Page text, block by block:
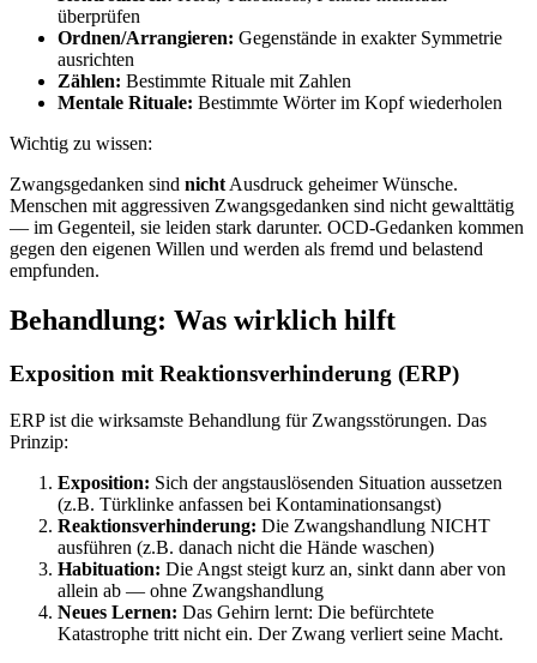
überprüfen
Ordnen/Arrangieren: Gegenstände in exakter Symmetrie
ausrichten
Zählen: Bestimmte Rituale mit Zahlen
Mentale Rituale: Bestimmte Wörter im Kopf wiederholen
Wichtig zu wissen:
Zwangsgedanken sind nicht Ausdruck geheimer Wünsche.
Menschen mit aggressiven Zwangsgedanken sind nicht gewalttätig
— im Gegenteil, sie leiden stark darunter. OCD-Gedanken kommen
gegen den eigenen Willen und werden als fremd und belastend
empfunden.
Behandlung: Was wirklich hilft
Exposition mit Reaktionsverhinderung (ERP)
ERP ist die wirksamste Behandlung für Zwangsstörungen. Das
Prinzip:
Exposition: Sich der angstauslösenden Situation aussetzen
(z.B. Türklinke anfassen bei Kontaminationsangst)
Reaktionsverhinderung: Die Zwangshandlung NICHT
ausführen (z.B. danach nicht die Hände waschen)
Habituation: Die Angst steigt kurz an, sinkt dann aber von
allein ab — ohne Zwangshandlung
Neues Lernen: Das Gehirn lernt: Die befürchtete
Katastrophe tritt nicht ein. Der Zwang verliert seine Macht.